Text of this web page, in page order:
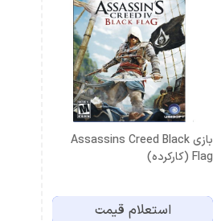
بازی Assassins Creed Black
Flag (کارکرده)
استعلام قیمت